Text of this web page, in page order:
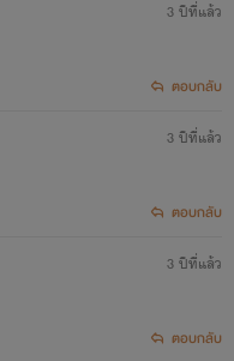
3 ปีที่แล้ว
ตอบกลับ
3 ปีที่แล้ว
ตอบกลับ
3 ปีที่แล้ว
ตอบกลับ